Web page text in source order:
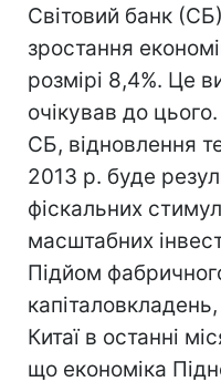
Світовий банк
зростання
розмірі 8,4%. Це
очікував до
СБ, відновлення
2013 р. буде
фіскальних
масштабних
Підйом
Китаї в останні
що економіка